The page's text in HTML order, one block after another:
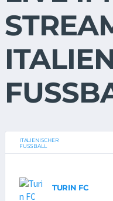
ITALIENISCHER
FUSSBALL
TURIN FC